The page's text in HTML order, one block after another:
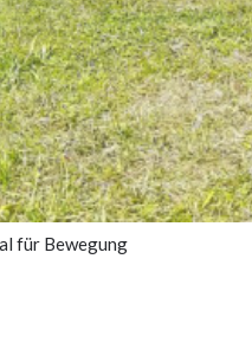
für Bewegung